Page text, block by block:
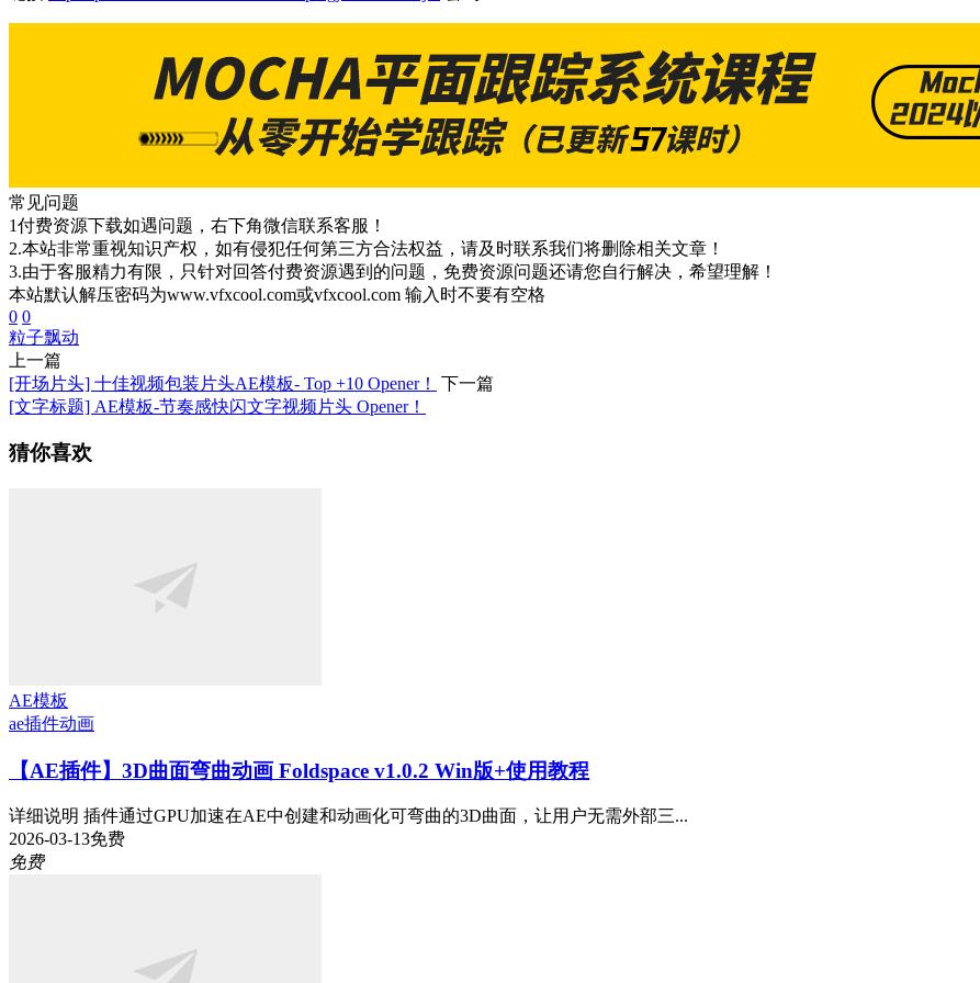
常见问题
1付费资源下载如遇问题，右下角微信联系客服！
2.本站非常重视知识产权，如有侵犯任何第三方合法权益，请及时联系我们将删除相关文章！
3.由于客服精力有限，只针对回答付费资源遇到的问题，免费资源问题还请您自行解决，希望理解！
本站默认解压密码为www.vfxcool.com或vfxcool.com 输入时不要有空格
0 0
粒子飘动
上一篇
[开场片头] 十佳视频包装片头AE模板- Top +10 Opener！
下一篇
[文字标题] AE模板-节奏感快闪文字视频片头 Opener！
猜你喜欢
AE模板
ae插件动画
【AE插件】3D曲面弯曲动画 Foldspace v1.0.2 Win版+使用教程
详细说明 插件通过GPU加速在AE中创建和动画化可弯曲的3D曲面，让用户无需外部三...
2026-03-13免费
免费